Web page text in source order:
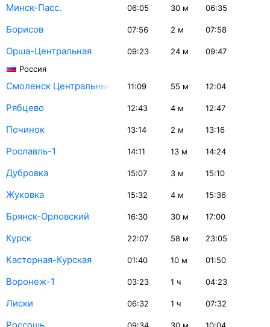
Минск-Пасс. 06:05 30 м 06:35
Борисов 07:56 2 м 07:58
Орша-Центральная 09:23 24 м
09:47
Россия
Смоленск Центральный 11:09 55 м 12:04
Рябцево 12:43 4 м 12:47
Починок 13:14 2 м 13:16
Рославль-1 14:11 13 м 14:24
Дубровка 15:07 3 м 15:10
Жуковка 15:32 4 м 15:36
Брянск-Орловский 16:30 30 м 17:00
Курск 22:07 58 м 23:05
Касторная-Курская 01:40 10 м 01:50
Воронеж-1 03:23 1 ч 04:23
Лиски 06:32 1 ч 07:32